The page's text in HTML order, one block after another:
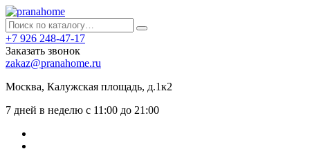
+7 926 248-47-17
Заказать звонок
zakaz@pranahome.ru
Москва, Калужская площадь, д.1к2
7 дней в неделю с 11:00 до 21:00